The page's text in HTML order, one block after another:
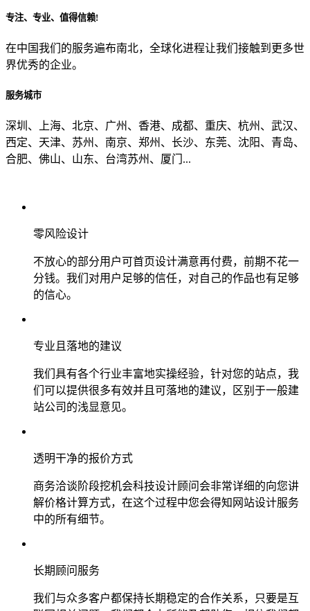
专注、专业、值得信赖!
在中国我们的服务遍布南北，全球化进程让我们接触到更多世
界优秀的企业。
服务城市
深圳、上海、北京、广州、香港、成都、重庆、杭州、武汉、
西定、天津、苏州、南京、郑州、长沙、东莞、沈阳、青岛、
合肥、佛山、山东、台湾苏州、厦门...
零风险设计
不放心的部分用户可首页设计满意再付费，前期不花一
分钱。我们对用户足够的信任，对自己的作品也有足够
的信心。
专业且落地的建议
我们具有各个行业丰富地实操经验，针对您的站点，我
们可以提供很多有效并且可落地的建议，区别于一般建
站公司的浅显意见。
透明干净的报价方式
商务洽谈阶段挖机会科技设计顾问会非常详细的向您讲
解价格计算方式，在这个过程中您会得知网站设计服务
中的所有细节。
长期顾问服务
我们与众多客户都保持长期稳定的合作关系，只要是互